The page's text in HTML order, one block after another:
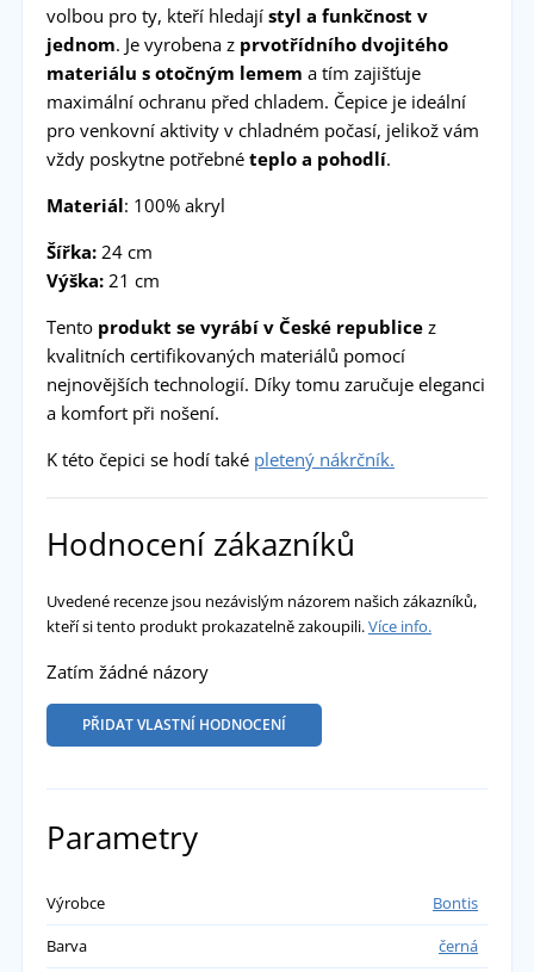
volbou pro ty, kteří hledají styl a funkčnost v
jednom. Je vyrobena z prvotřídního dvojitého
materiálu s otočným lemem a tím zajišťuje
maximální ochranu před chladem. Čepice je ideální
pro venkovní aktivity v chladném počasí, jelikož vám
vždy poskytne potřebné teplo a pohodlí.
Materiál: 100% akryl
Šířka:24 cm
Výška:21 cm
Tento produkt se vyrábí v České republicez
kvalitních certifikovaných materiálů pomocí
nejnovějších technologií. Díky tomu zaručuje eleganci
a komfort při nošení.
K této čepici se hodí také pletený nákrčník.
Hodnocení zákazníků
Uvedené recenze jsou nezávislým názorem našich zákazníků,
kteří si tento produkt prokazatelně zakoupili.Více info.
Zatím žádné názory
PŘIDAT VLASTNÍ HODNOCENÍ
Parametry
Výrobce
Bontis
Barva
černá